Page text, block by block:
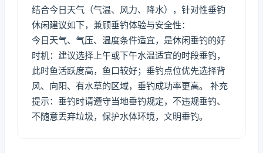
结合今日天气（气温、风力、降水），针对性垂钓
休闲建议如下，兼顾垂钓体验与安全性：
今日天气、气压、温度条件适宜，是休闲垂钓的好
时机：建议选择上午或下午水温适宜的时段垂钓，
此时鱼活跃度高，鱼口较好；垂钓点位优先选择背
风、向阳、有水草的区域，垂钓成功率更高。 补充
提示：垂钓时请遵守当地垂钓规定，不违规垂钓、
不随意丢弃垃圾，保护水体环境，文明垂钓。